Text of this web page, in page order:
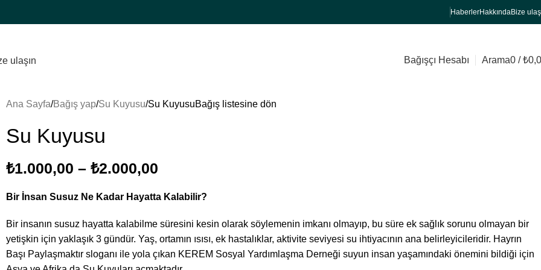
HaberlerHakkındaBize
ulaşın Bağışçı Hesabı Arama0 / ₺
Ana Sayfa Bağış yap Su Kuyusu Su KuyusuBağış listesine dön
Su Kuyusu
₺1.000,00 – ₺2.000,00
Bir İnsan Susuz Ne Kadar Hayatta Kalabilir?
Bir insanın susuz hayatta kalabilme süresini kesin olarak söylemenin imkanı olmayıp, bu süre ek sağlık sorunu olmayan bir
yetişkin için yaklaşık 3 gündür. Yaş, ortamın ısısı, ek hastalıklar, aktivite seviyesi su ihtiyacının ana belirleyicileridir. Hayrın
Başı Paylaşmaktır sloganı ile yola çıkan KEREM Sosyal Yardımlaşma Derneği suyun insan yaşamındaki önemini bildiği için